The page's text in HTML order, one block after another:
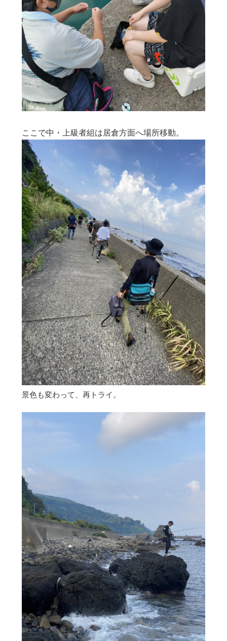
ここで中・上級者組は居倉方面へ場所移動。
景色も変わって、再トライ。